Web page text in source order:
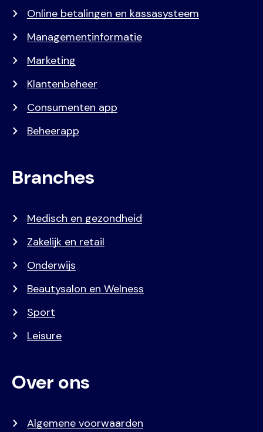
Online betalingen en kassasysteem
Managementinformatie
Marketing
Klantenbeheer
Consumenten app
Beheerapp
Branches
Medisch en gezondheid
Zakelijk en retail
Onderwijs
Beautysalon en Welness
Sport
Leisure
Over ons
Algemene voorwaarden